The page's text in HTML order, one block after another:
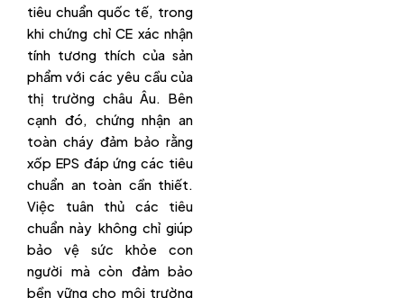
tiêu chuẩn quốc tế, trong
khi chứng chỉ CE xác nhận
tính tương thích của sản
phẩm với các yêu cầu của
thị trường châu Âu. Bên
cạnh đó, chứng nhận an
toàn cháy đảm bảo rằng
xốp EPS đáp ứng các tiêu
chuẩn an toàn cần thiết.
Việc tuân thủ các tiêu
chuẩn này không chỉ giúp
bảo vệ sức khỏe con
người mà còn đảm bảo
bền vững cho môi trường